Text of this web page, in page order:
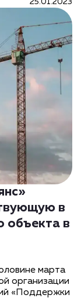
25.01.2023
в
объекта в
марта
организации
«Поддержки